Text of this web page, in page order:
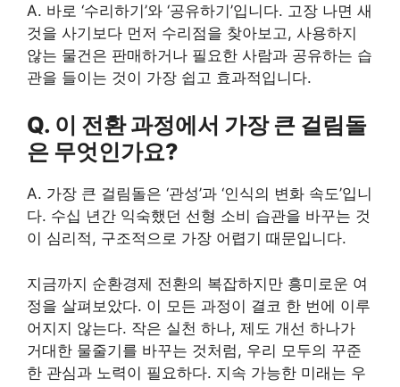
A. 바로 ‘수리하기’와 ‘공유하기’입니다. 고장 나면 새
것을 사기보다 먼저 수리점을 찾아보고, 사용하지
않는 물건은 판매하거나 필요한 사람과 공유하는 습
관을 들이는 것이 가장 쉽고 효과적입니다.
Q. 이 전환 과정에서 가장 큰 걸림돌
은 무엇인가요?
A. 가장 큰 걸림돌은 ‘관성’과 ‘인식의 변화 속도’입니
다. 수십 년간 익숙했던 선형 소비 습관을 바꾸는 것
이 심리적, 구조적으로 가장 어렵기 때문입니다.
지금까지 순환경제 전환의 복잡하지만 흥미로운 여
정을 살펴보았다. 이 모든 과정이 결코 한 번에 이루
어지지 않는다. 작은 실천 하나, 제도 개선 하나가
거대한 물줄기를 바꾸는 것처럼, 우리 모두의 꾸준
한 관심과 노력이 필요하다. 지속 가능한 미래는 우